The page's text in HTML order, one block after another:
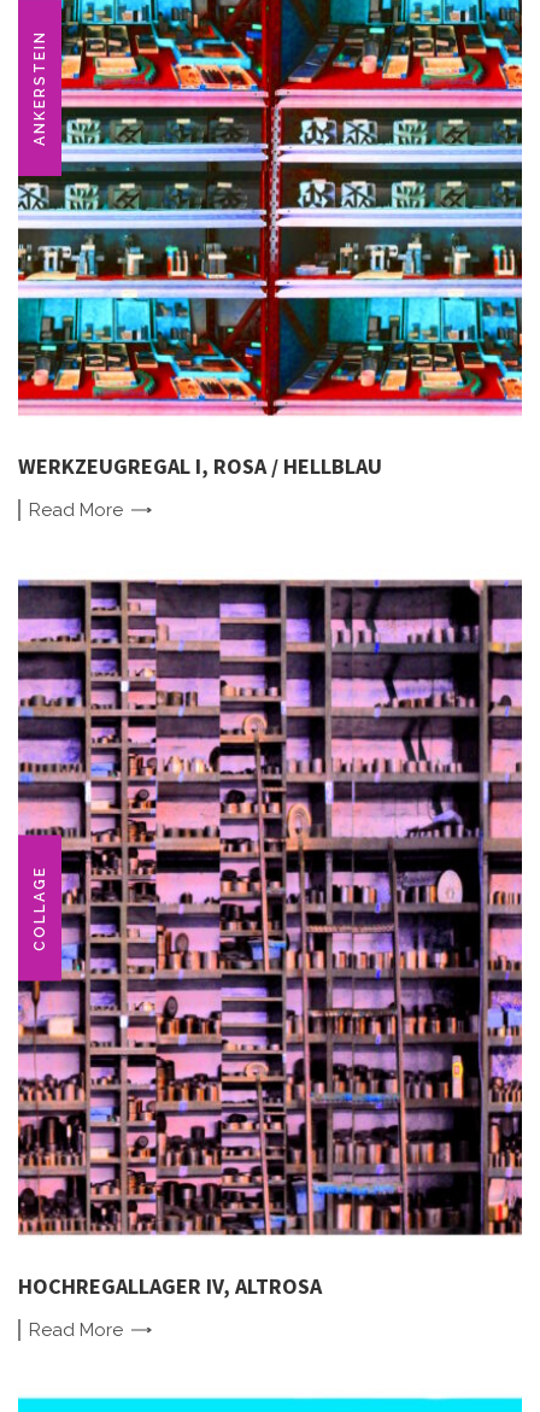
ANKERSTEIN
WERKZEUGREGAL I, ROSA / HELLBLAU
Read More
COLLAGE
HOCHREGALLAGER IV, ALTROSA
Read More